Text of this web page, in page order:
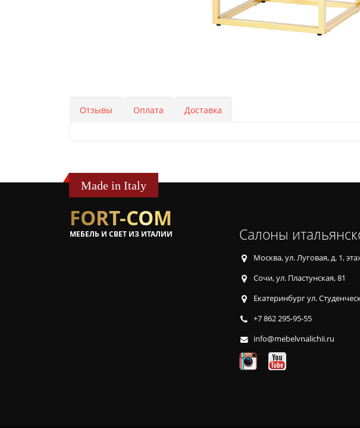
Отзывы Оплата Доставка
Made in Italy
FORT-COM
МЕБЕЛЬ И СВЕТ ИЗ ИТАЛИИ Салоны
Москва, ул. Луговая, д. 1,
Сочи, ул. Пластунская, 81
Екатеринбург ул.
+7 862 295-95-55
info@mebelvnalichii.ru